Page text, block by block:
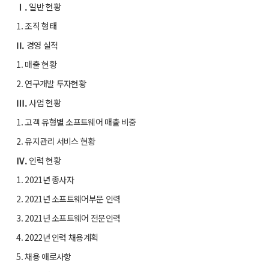
Ⅰ. 일반 현황
1. 조직 형태
II. 경영 실적
1. 매출 현황
2. 연구개발 투자현황
Ⅲ.사업 현황
1. 고객 유형별 소프트웨어 매출 비중
2. 유지관리 서비스 현황
Ⅳ. 인력 현황
1. 2021년 종사자
2. 2021년 소프트웨어부문 인력
3. 2021년 소프트웨어 전문인력
4. 2022년 인력 채용계획
5. 채용 애로사항